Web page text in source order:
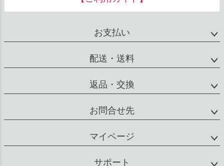
へ
お支払い
配送・送料
返品・交換
お問合せ先
マイページ
サポート